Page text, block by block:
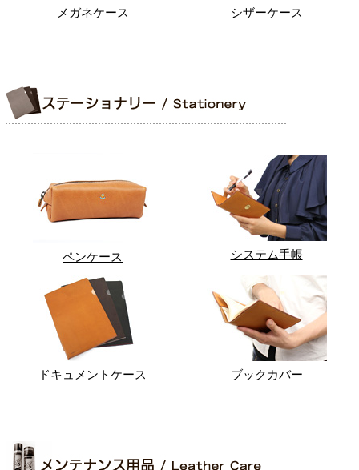
メガネケース シザーケース
ペンケース システム手帳
ドキュメントケース ブックカバー